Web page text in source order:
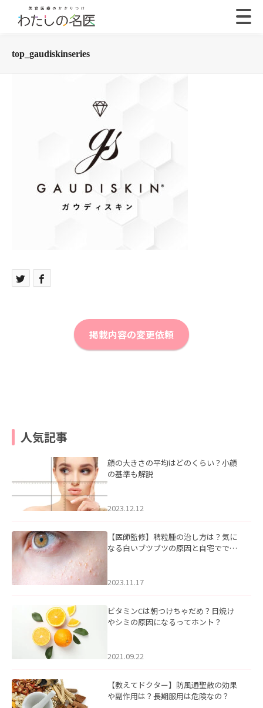
top_gaudiskinseries
掲載内容の変更依頼
人気記事
顔の大きさの平均はどのくらい？小顔
の基準も解説
2023.12.12
【医師監修】稗粒腫の治し方は？気に
なる白いブツブツの原因と自宅ででき
2023.11.17
ビタミンCは朝つけちゃだめ？日焼け
やシミの原因になるってホント？
2021.09.22
【教えてドクター】防風通聖散の効果
や副作用は？長期服用は危険なの？